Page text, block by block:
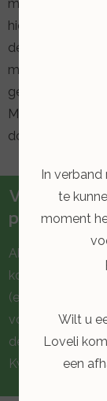
mogelijk, waarbij
hierbij aan een
de tenen
medisch
gebied van
Mocht het nodig
doorverwijzen
pedicure
Als u als
komt u
(een deel van)
voren bij uw
de website van
Kwaliteits
In verband
te
moment
Wilt u
Loveli
een